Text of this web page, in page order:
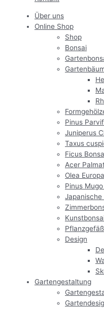
Über uns
Online Shop
Shop
Bonsai
Pinus
Juniperus
Taxus
Ficus
Acer
Olea
Pinus
Japanische
Design
Gartengestaltung